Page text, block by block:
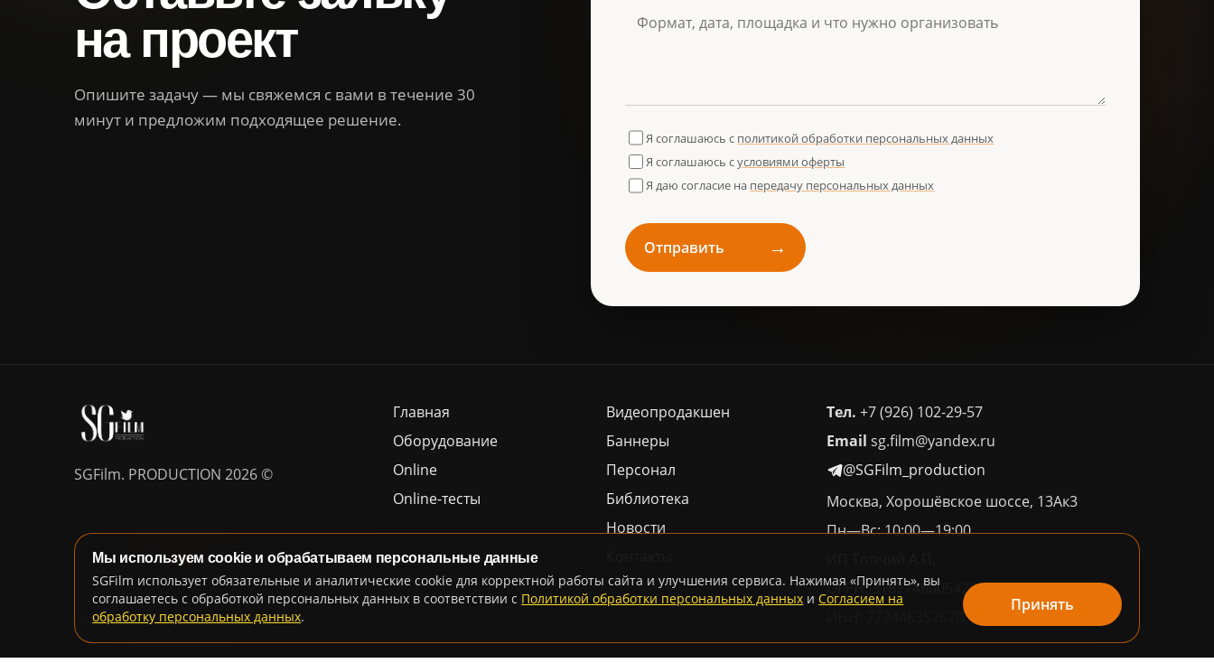
на проект
Опишите задачу — мы свяжемся с вами в течение 30
минут и предложим подходящее решение.
Я соглашаюсь с политикой обработки персональных данных
Я соглашаюсь сусловиями оферты
Я даю согласие на передачу персональных данных
Отправить →
SGFilm. PRODUCTION 2026 ©
Главная
Оборудование
Online
Online-тесты
Видеопродакшен
Баннеры
Персонал
Библиотека
Новости
Тел. +7 (926) 102-29-57
Email sg.film@yandex.ru
@SGFilm_production
Москва, Хорошёвское шоссе, 13Ак3
Пн—Вс: 10:00—19:00
ОГРН: 318774600542245
ИНН: 772446352670
Политика ПДнСогласие ПДнОферта
Мы используем cookie и обрабатываем персональные данные
SGFilm использует обязательные и аналитические cookie для корректной работы сайта и улучшения сервиса. Нажимая «Принять», вы
соглашаетесь с обработкой персональных данных в соответствии с Политикой обработки персональных данных иСогласием на
обработку персональных данных.
Принять